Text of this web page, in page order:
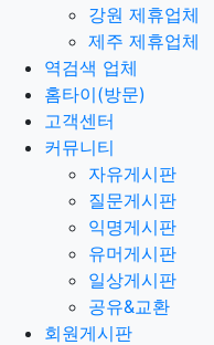
강원 제휴업체
제주 제휴업체
역검색 업체
홈타이(방문)
고객센터
커뮤니티
자유게시판
질문게시판
익명게시판
유머게시판
일상게시판
공유&교환
회원게시판